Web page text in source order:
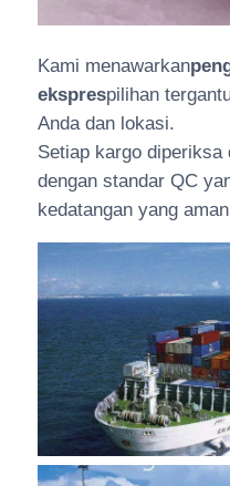
Kami menawarkan
eksprespilihan
Anda dan lokasi.
Setiap kargo diperiksa
dengan standar QC
kedatangan yang